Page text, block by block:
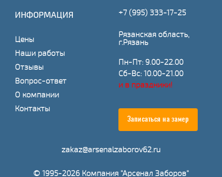
ИНФОРМАЦИЯ
Цены
Наши работы
Отзывы
Вопрос-ответ
О компании
Контакты
+7 (995) 333-17-25
Рязанская область,
г.Рязань
Пн-Пт: 9.00-22.00
Сб-Вс: 10.00-21.00
и в праздники!
Записаться на замер
zakaz@arsenalzaborov62.ru
© 1995-2026 Компания "Арсенал Заборов"